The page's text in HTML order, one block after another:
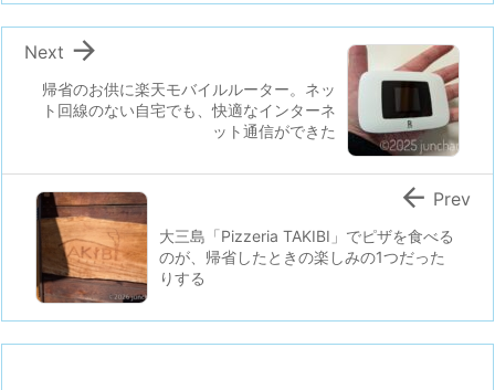
帰省のお供に楽天モバイルルーター。ネッ
ト回線のない自宅でも、快適なインターネ
ット通信ができた

Next
大三島「Pizzeria TAKIBI」でピザを食べる
のが、帰省したときの楽しみの1つだった
りする
 Prev